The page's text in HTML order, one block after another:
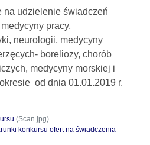
na udzielenie świadczeń
medycyny pracy,
neurologii, medycyny
boreliozy, chorób
medycyny morskiej i
od dnia 01.01.2019 r.
(Scan.jpg)
konkursu ofert na świadczenia